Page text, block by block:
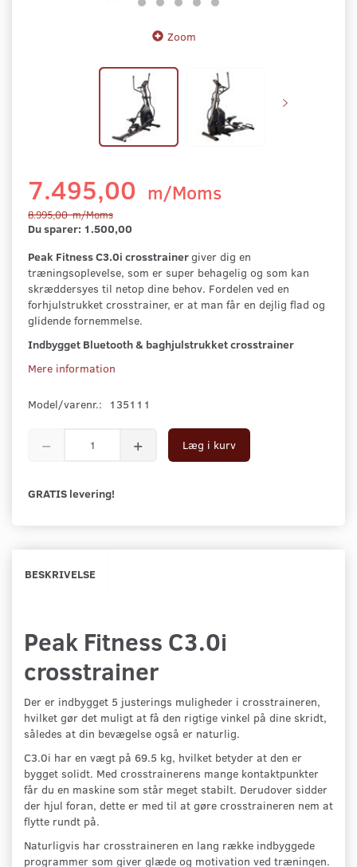
Zoom
7.495,00 m/Moms
8.995,00m/Moms
Du sparer: 1.500,00
Peak Fitness C3.0i crosstrainergiver dig en
træningsoplevelse, som er super behagelig og som kan
skræddersyes til netop dine behov. Fordelen ved en
forhjulstrukket crosstrainer, er at man får en dejlig flad og
glidende fornemmelse.
Indbygget Bluetooth & baghjulstrukket crosstrainer
Mere information
Model/varenr.: 135111
Læg i kurv
GRATIS levering!
BESKRIVELSE
Peak Fitness C3.0i
crosstrainer
Der er indbygget 5 justerings muligheder i crosstraineren,
hvilket gør det muligt at få den rigtige vinkel på dine skridt,
således at din bevægelse også er naturlig.
C3.0i har en vægt på 69.5 kg, hvilket betyder at den er
bygget solidt. Med crosstrainerens mange kontaktpunkter
får du en maskine som står meget stabilt. Derudover sidder
der hjul foran, dette er med til at gøre crosstraineren nem at
flytte rundt på.
Naturligvis har crosstraineren en lang række indbyggede
programmer som giver glæde og motivation ved træningen.